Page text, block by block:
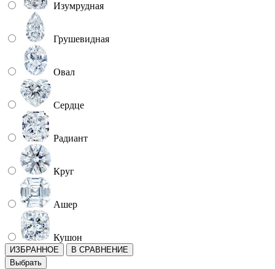
Изумрудная
Грушевидная
Овал
Сердце
Радиант
Круг
Ашер
Кушон
ИЗБРАННОЕ
В СРАВНЕНИЕ
Выбрать